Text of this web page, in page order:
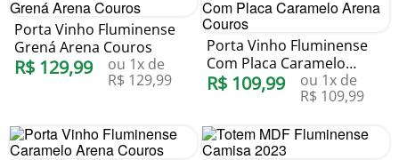
Porta Vinho Fluminense
Grená Arena Couros
R$ 129,99 ou 1x de
R$ 129,99
Porta Vinho Fluminense
Com Placa Caramelo
Arena Couros
R$ 109,99 ou 1x de
R$ 109,99